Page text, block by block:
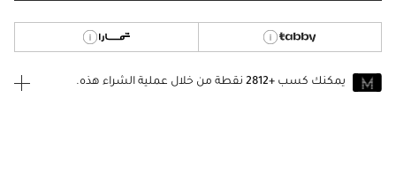
يمكنك كسب +2812
نقطة من خلال عملية الشراء هذه.